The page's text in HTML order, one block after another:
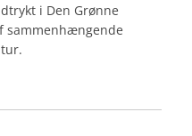
i Den Grønne
sammenhængende